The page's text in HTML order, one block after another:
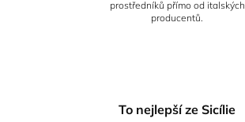
prostředníků přímo od italských
producentů.
To nejlepší ze Sicílie